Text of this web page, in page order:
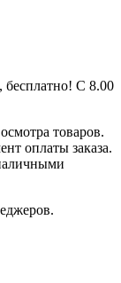
бесплатно! С 8.00
товаров.
оплаты заказа.